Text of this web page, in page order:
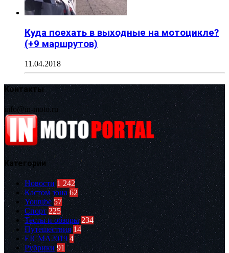
Куда поехать в выходные на мотоцикле?
(+9 маршрутов)
11.04.2018
Контакты
info@in-moto.ru
Категории
Новости 1 242
Кастом зона 62
Youtube 57
Спорт 225
Тесты и обзоры 234
Путешествия 14
EICMA2019 4
Рубрики 91